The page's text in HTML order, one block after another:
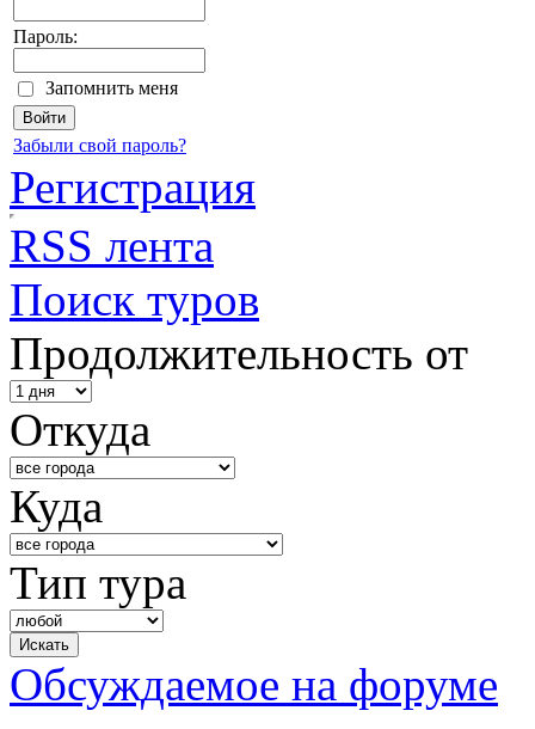
Пароль:
Запомнить меня
Забыли свой пароль?
Регистрация
RSS лента
Поиск туров
Продолжительность от
Откуда
Куда
Тип тура
Обсуждаемое на форуме